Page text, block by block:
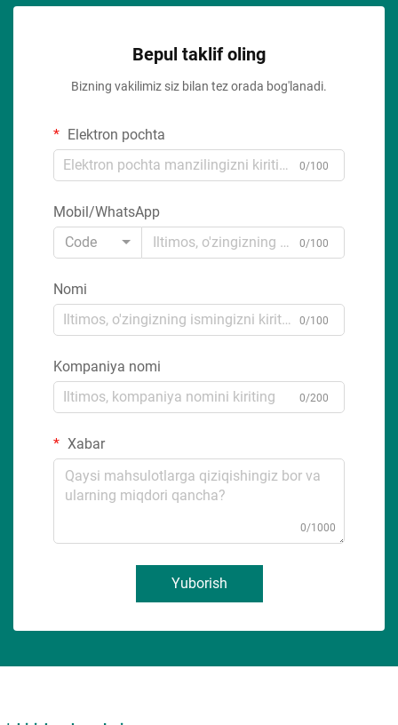
Bepul taklif oling
Bizning vakilimiz siz bilan tez orada bog'lanadi.
Elektron pochta
0/100
Mobil/WhatsApp
Code
0/100
Nomi
0/100
Kompaniya nomi
0/200
Xabar
0/1000
Yuborish